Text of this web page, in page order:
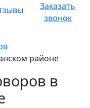
Заказать
звонок
районе
в